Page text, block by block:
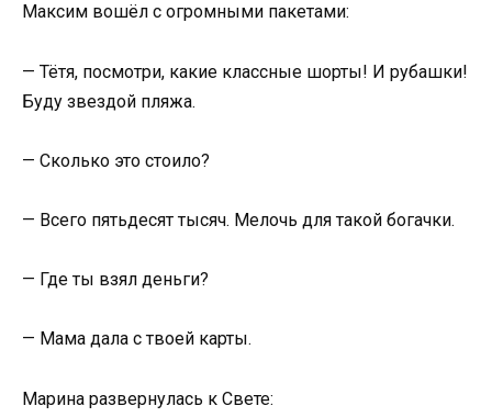
Максим вошёл с огромными пакетами:
— Тётя, посмотри, какие классные шорты! И рубашки!
Буду звездой пляжа.
— Сколько это стоило?
— Всего пятьдесят тысяч. Мелочь для такой богачки.
— Где ты взял деньги?
— Мама дала с твоей карты.
Марина развернулась к Свете: